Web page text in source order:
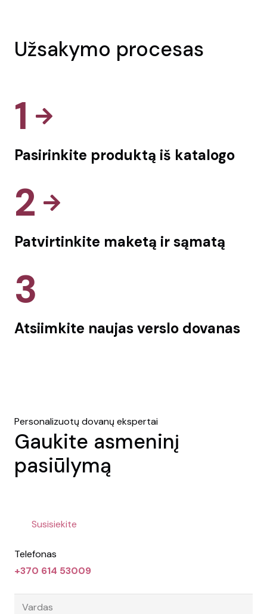
Užsakymo procesas
1
Pasirinkite produktą iš katalogo
2
Patvirtinkite maketą ir sąmatą
3
Atsiimkite naujas verslo dovanas
Personalizuotų dovanų ekspertai
Gaukite asmeninį
pasiūlymą
Susisiekite
Telefonas
+370 614 53009